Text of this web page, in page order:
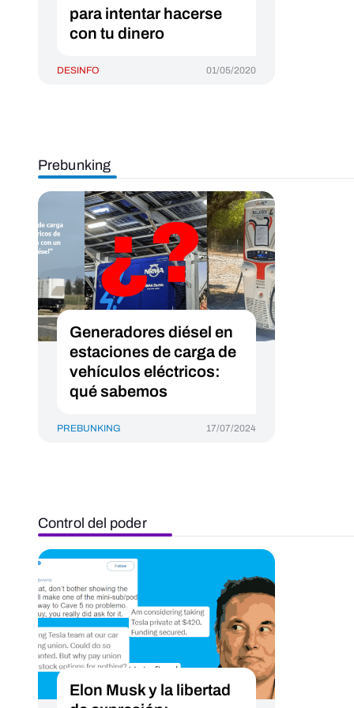
para intentar hacerse
con tu dinero
DESINFO 01/05/2020
Prebunking
Generadores diésel en
estaciones de carga de
vehículos eléctricos:
qué sabemos
PREBUNKING 17/07/2024
Control del poder
Elon Musk y la libertad